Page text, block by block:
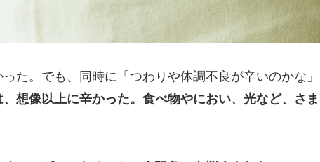
た。でも、同時に「つわりや体調不良が辛いのかな」
想像以上に辛かった。食べ物やにおい、光など、さ